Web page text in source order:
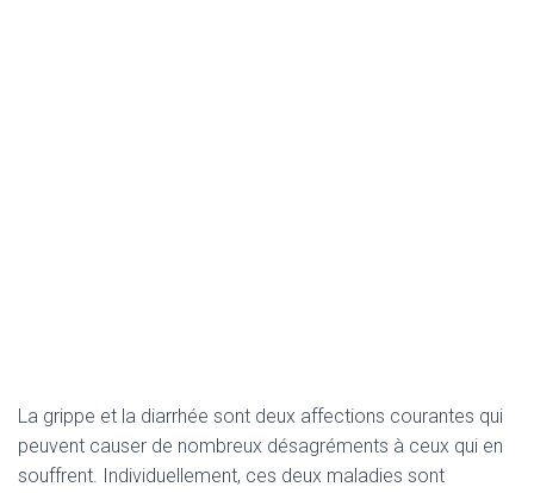
La grippe et la diarrhée sont deux affections courantes qui
peuvent causer de nombreux désagréments à ceux qui en
souffrent. Individuellement, ces deux maladies sont